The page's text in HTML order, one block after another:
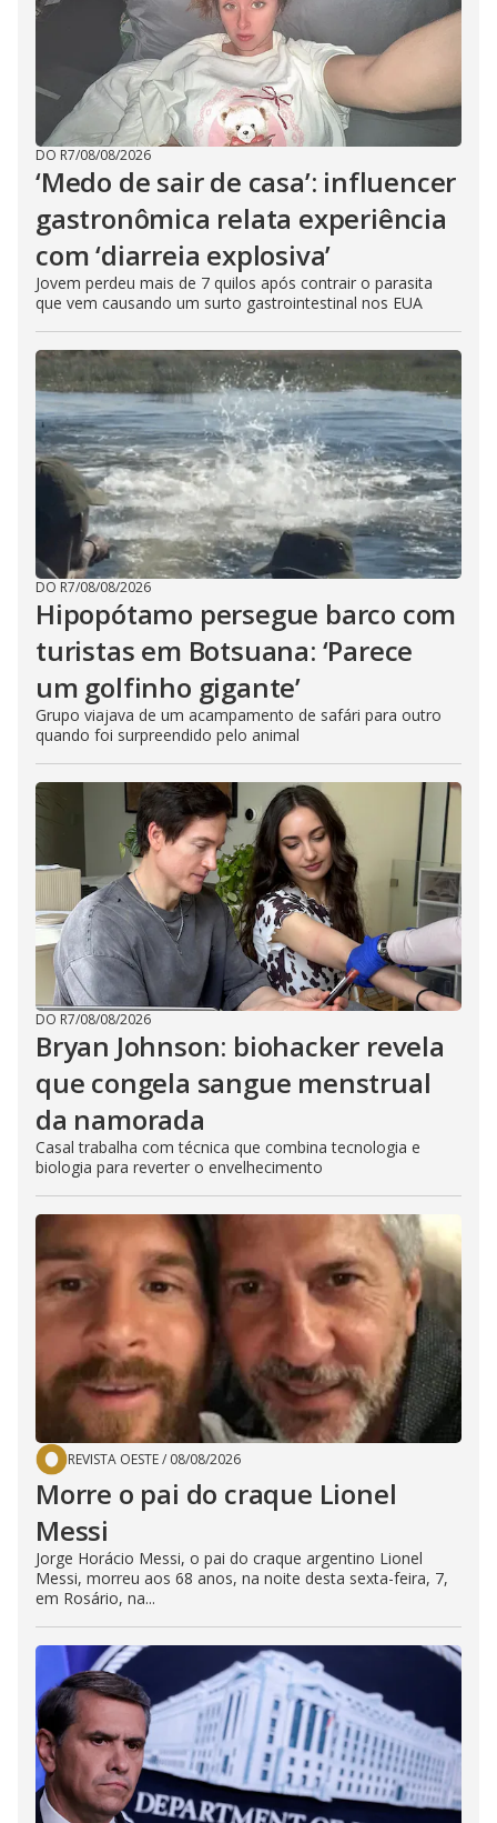
DO R7/08/08/2026
‘Medo de sair de casa’: influencer
gastronômica relata experiência
com ‘diarreia explosiva’
Jovem perdeu mais de 7 quilos após contrair o parasita
que vem causando um surto gastrointestinal nos EUA
DO R7/08/08/2026
Hipopótamo persegue barco com
turistas em Botsuana: ‘Parece
um golfinho gigante’
Grupo viajava de um acampamento de safári para outro
quando foi surpreendido pelo animal
DO R7/08/08/2026
Bryan Johnson: biohacker revela
que congela sangue menstrual
da namorada
Casal trabalha com técnica que combina tecnologia e
biologia para reverter o envelhecimento
REVISTA OESTE/ 08/08/2026
Morre o pai do craque Lionel
Messi
Jorge Horácio Messi, o pai do craque argentino Lionel
Messi, morreu aos 68 anos, na noite desta sexta-feira, 7,
em Rosário, na...